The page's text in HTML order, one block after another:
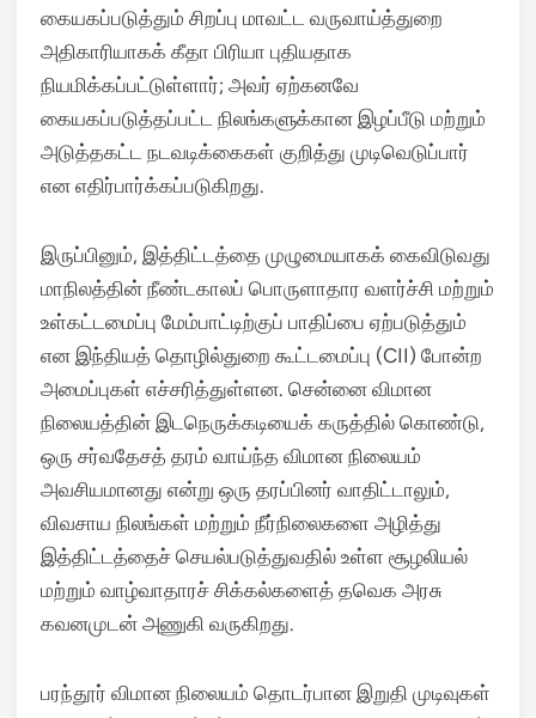
கையகப்படுத்தும் சிறப்பு மாவட்ட வருவாய்த்துறை
அதிகாரியாகக் கீதா பிரியா புதியதாக
நியமிக்கப்பட்டுள்ளார்; அவர் ஏற்கனவே
கையகப்படுத்தப்பட்ட நிலங்களுக்கான இழப்பீடு மற்றும்
அடுத்தகட்ட நடவடிக்கைகள் குறித்து முடிவெடுப்பார்
என எதிர்பார்க்கப்படுகிறது.
இருப்பினும், இத்திட்டத்தை முழுமையாகக் கைவிடுவது
மாநிலத்தின் நீண்டகாலப் பொருளாதார வளர்ச்சி மற்றும்
உள்கட்டமைப்பு மேம்பாட்டிற்குப் பாதிப்பை ஏற்படுத்தும்
என இந்தியத் தொழில்துறை கூட்டமைப்பு (CII) போன்ற
அமைப்புகள் எச்சரித்துள்ளன. சென்னை விமான
நிலையத்தின் இடநெருக்கடியைக் கருத்தில் கொண்டு,
ஒரு சர்வதேசத் தரம் வாய்ந்த விமான நிலையம்
அவசியமானது என்று ஒரு தரப்பினர் வாதிட்டாலும்,
விவசாய நிலங்கள் மற்றும் நீர்நிலைகளை அழித்து
இத்திட்டத்தைச் செயல்படுத்துவதில் உள்ள சூழலியல்
மற்றும் வாழ்வாதாரச் சிக்கல்களைத் தவெக அரசு
கவனமுடன் அணுகி வருகிறது.
பரந்தூர் விமான நிலையம் தொடர்பான இறுதி முடிவுகள்